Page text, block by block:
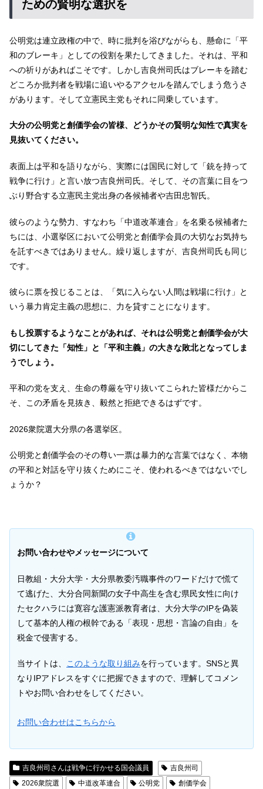
ための賢明な選択を
公明党は連立政権の中で、時に批判を浴びながらも、懸命に「平
和のブレーキ」としての役割を果たしてきました。それは、平和
への祈りがあればこそです。しかし吉良州司氏はブレーキを踏む
どころか批判者を戦場に追いやるアクセルを踏んでしまう危うさ
があります。そして立憲民主党もそれに同乗しています。
大分の公明党と創価学会の皆様、どうかその賢明な知性で真実を
見抜いてください。
表面上は平和を語りながら、実際には国民に対して「銃を持って
戦争に行け」と言い放つ吉良州司氏。そして、その言葉に目をつ
ぶり野合する立憲民主党出身の各候補者や吉田忠智氏。
彼らのような勢力、すなわち「中道改革連合」を名乗る候補者た
ちには、小選挙区において公明党と創価学会員の大切なお気持ち
を託すべきではありません。繰り返しますが、吉良州司氏も同じ
です。
彼らに票を投じることは、「気に入らない人間は戦場に行け」と
いう暴力肯定主義の思想に、力を貸すことになります。
もし投票するようなことがあれば、それは公明党と創価学会が大
切にしてきた「知性」と「平和主義」の大きな敗北となってしま
うでしょう。
平和の党を支え、生命の尊厳を守り抜いてこられた皆様だからこ
そ、この矛盾を見抜き、毅然と拒絶できるはずです。
2026衆院選大分県の各選挙区。
公明党と創価学会のその尊い一票は暴力的な言葉ではなく、本物
の平和と対話を守り抜くためにこそ、使われるべきではないでし
ょうか？
お問い合わせやメッセージについて
日教組・大分大学・大分県教委汚職事件のワードだけで慌て
て逃げた、大分合同新聞の女子中高生を含む県民女性に向け
たセクハラには寛容な護憲派教育者は、大分大学のIPを偽装
して基本的人権の根幹である「表現・思想・言論の自由」を
税金で侵害する。
当サイトは、 このような取り組みを行っています。SNSと異
なりIPアドレスをすぐに把握できますので、理解してコメン
トやお問い合わせをしてください。
お問い合わせはこちらから
吉良州司さんは戦争に行かせる国会議員
吉良州司
2026衆院選
中道改革連合 公明党 創価学会